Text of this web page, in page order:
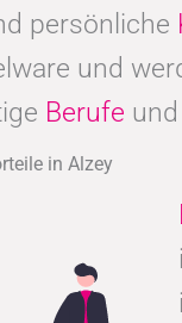
persönliche
und
Berufe und
in Alzey